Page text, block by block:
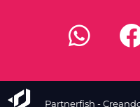
Partnerfish -